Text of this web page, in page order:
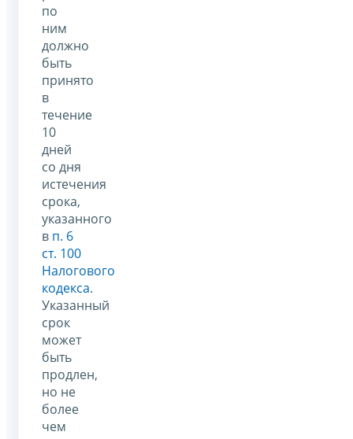
по
ним
должно
быть
принято
в
течение
10
дней
со дня
истечения
срока,
указанного
в п. 6
ст. 100
Налогового
кодекса.
Указанный
срок
может
быть
продлен,
но не
более
чем